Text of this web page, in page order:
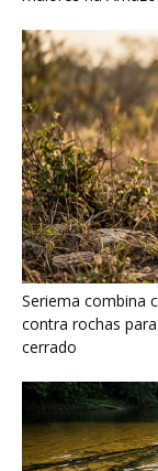
Ariranha
e cerca cardumes